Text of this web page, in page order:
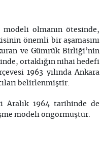
olmanın ötesinde,
önemli bir aşamasını
ve Gümrük Birliği’nin
ortaklığın nihai hedefi
1963 yılında Ankara
belirlenmiştir.
Aralık 1964 tarihinde de
modeli öngörmüştür.